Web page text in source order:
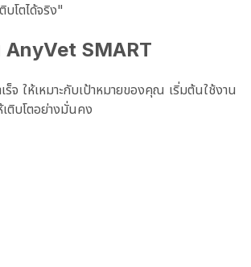
โตได้จริง"
AnyVet SMART
ร็จ ให้เหมาะกับเป้าหมายของคุณ เริ่มต้นใช้งาน
ติบโตอย่างมั่นคง